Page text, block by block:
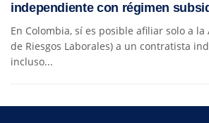
independiente con régimen
En Colombia, sí es posible afiliar solo a la
de Riesgos Laborales) a un contratista
incluso...